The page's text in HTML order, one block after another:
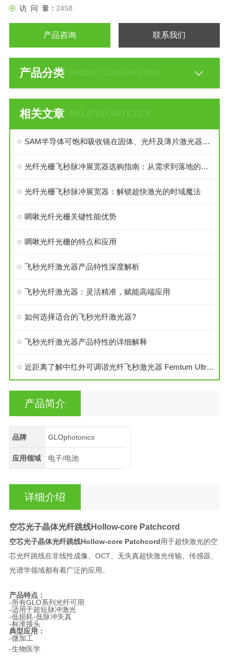
访 问 量： 2458
产品咨询 联系我们
产品分类 PRODUCT CLASSIFICATION
相关文章 RELATED ARTICLES
SAM半导体可饱和吸收镜在固体、光纤及薄片激光器中的全场景应用
光纤光栅飞秒脉冲展宽器选购指南：从需求到落地的关键考量
光纤光栅飞秒脉冲展宽器：解锁超快激光的时域魔法
啁啾光纤光栅关键性能优势
啁啾光纤光栅的特点和应用
飞秒光纤激光器产品特性深度解析
飞秒光纤激光器：灵活精准，赋能高端应用
如何选择适合的飞秒光纤激光器?
飞秒光纤激光器产品特性的详细解释
近距离了解中红外可调谐光纤飞秒激光器 Femtum Ultratune 3400性能
产品简介
品牌 GLOphotonics
应用领域 电子/电池
详细介绍
空芯光子晶体光纤跳线Hollow-core Patchcord
空芯光子晶体光纤跳线Hollow-core Patchcord用于超快激光的空
芯光纤跳线在非线性成像、OCT、无失真超快激光传输、传感器、
光谱学领域都有着广泛的应用。
产品特点：
-所有GLO系列光纤可用
-适用于超短脉冲激光
-低损耗-低脉冲失真
-标准接头
典型应用：
-微加工
-生物医学